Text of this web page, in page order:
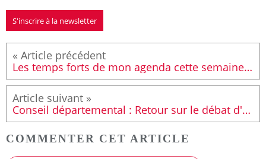
S'inscrire à la newsletter
Les temps forts de mon agenda cette semaine (n°03 - 2017)
Conseil départemental : Retour sur le débat d'orientations budgétaires
COMMENTER CET ARTICLE